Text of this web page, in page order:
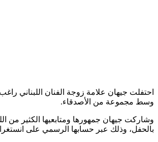
احتفلت جيهان علامة زوجة الفنان اللبناني راغب
وسط مجموعة من الأصدقاء.
وشاركت جيهان جمهورها ومتابعيها الكثير من
بالحفل، وذلك عبر حسابها الرسمي على